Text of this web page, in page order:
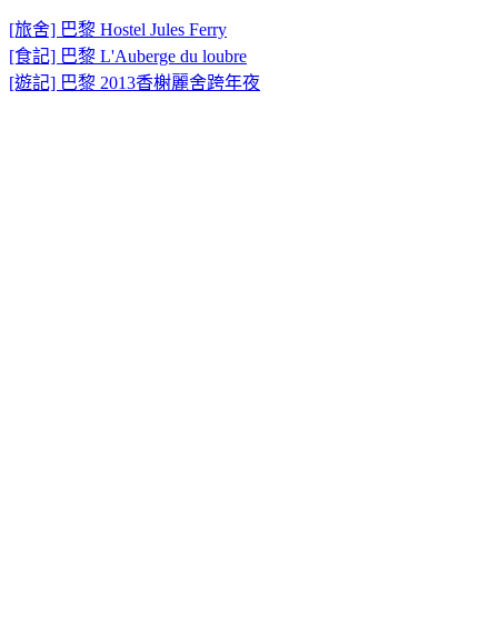
[旅舍] 巴黎 Hostel Jules Ferry
[食記] 巴黎 L'Auberge du loubre
[遊記] 巴黎 2013香榭麗舍跨年夜